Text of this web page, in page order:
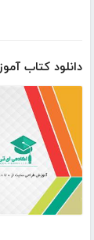
دانلود کتاب